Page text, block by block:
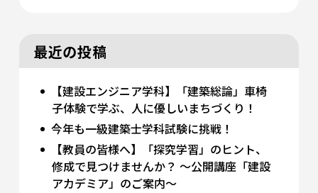
最近の投稿
【建設エンジニア学科】「建築総論」車椅
子体験で学ぶ、人に優しいまちづくり！
今年も一級建築士学科試験に挑戦！
【教員の皆様へ】「探究学習」のヒント、
修成で見つけませんか？ 〜公開講座「建設
アカデミア」のご案内〜